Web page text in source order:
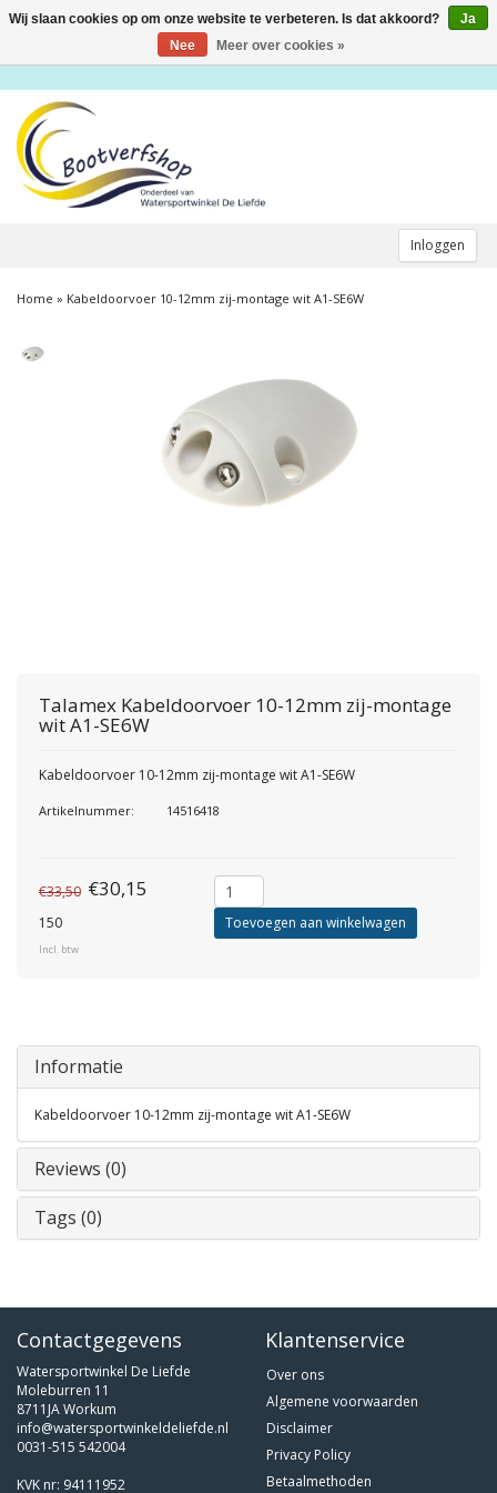
Inloggen
Toggle
Home » Kabeldoorvoer 10-12mm zij-montage wit A1-SE6W
Talamex Kabeldoorvoer 10-12mm zij-montage
wit A1-SE6W
Kabeldoorvoer 10-12mm zij-montage wit A1-SE6W
Artikelnummer: 14516418
€33,50 €30,15
150
Incl. btw
Toevoegen aan winkelwagen
Informatie
Kabeldoorvoer 10-12mm zij-montage wit A1-SE6W
Reviews (0)
Tags (0)
Contactgegevens
Watersportwinkel De Liefde
Moleburren 11
8711JA Workum
info@watersportwinkeldeliefde.nl
0031-515 542004
KVK nr: 94111952
Klantenservice
Over ons
Algemene voorwaarden
Disclaimer
Privacy Policy
Betaalmethoden
Wij slaan cookies op om onze website te verbeteren. Is dat akkoord?
Ja
Nee
Meer over cookies »